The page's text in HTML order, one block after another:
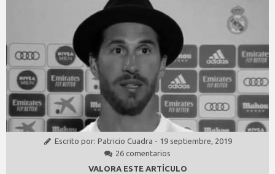
Escrito por: Patricio Cuadra - 19 septiembre, 2019
26 comentarios
VALORA ESTE ARTÍCULO